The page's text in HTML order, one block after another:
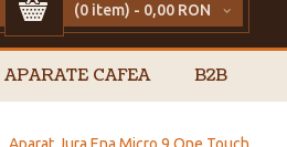
(0 item) - 0,00 RON
APARATE CAFEA B2B